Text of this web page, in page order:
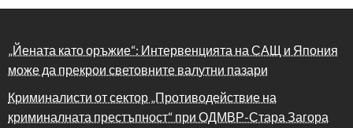
„Йената като оръжие“: Интервенцията на САЩ и Япония
може да прекрои световните валутни пазари
Криминалисти от сектор „Противодействие на
криминалната престъпност“ при ОДМВР-Стара Загора